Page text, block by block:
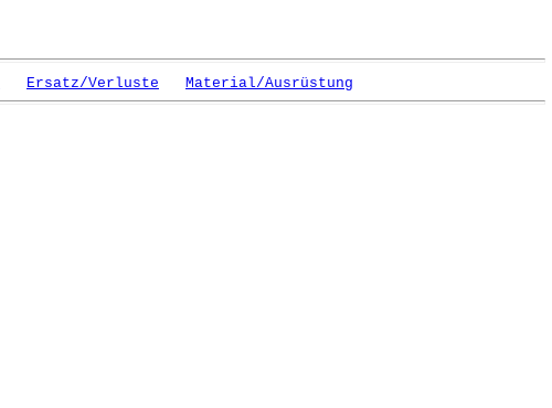
Ersatz/Verluste Material/Ausrüstung